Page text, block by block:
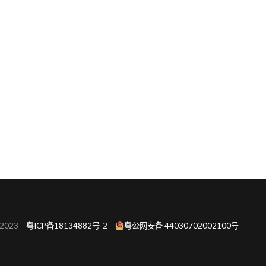
粤ICP备18134882号-2 粤公网安备 44030702002100号